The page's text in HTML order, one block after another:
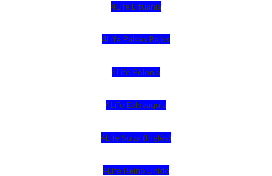
4Life Lituania
4Life Paises Bajos
4Life Polonia
4Life Eslovaquia
4Life Suiza (Inglés)
4Life Reino Unido